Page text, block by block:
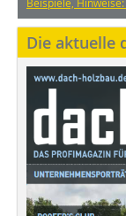
Die aktuelle